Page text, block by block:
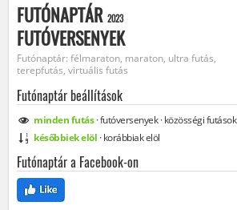
FUTÓNAPTÁR 2023
FUTÓVERSENYEK
Futónaptár: félmaraton, maraton, ultra futás,
terepfutás, virtuális futás
Futónaptár beállítások
mindenfutás·futóversenyek·közösségifutások
későbbiek elöl ·korábbiak elöl
Futónaptár a Facebook-on